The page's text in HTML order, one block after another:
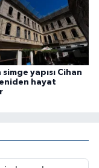
simge yapısı Cihan
hayat